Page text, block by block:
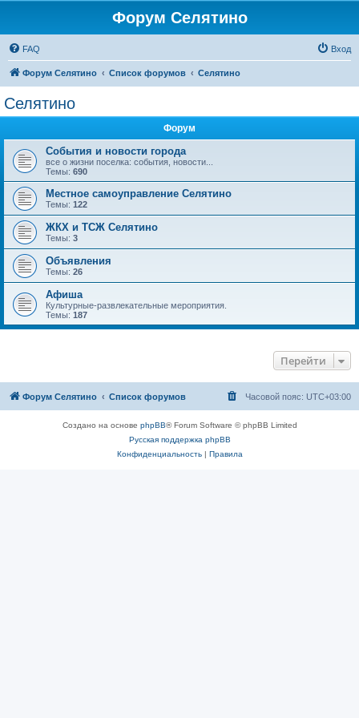
Форум Селятино
FAQ Вход
Форум Селятино Список форумов Селятино
Селятино
Форум
События и новости города
все о жизни поселка: события, новости...
Темы: 690
Местное самоуправление Селятино
Темы: 122
ЖКХ и ТСЖ Селятино
Темы: 3
Объявления
Темы: 26
Афиша
Культурные-развлекательные мероприятия.
Темы: 187
Перейти
Форум Селятино Список форумов Часовой пояс: UTC+03:00
Создано на основе phpBB® Forum Software © phpBB Limited
Русская поддержка phpBB
Конфиденциальность| Правила